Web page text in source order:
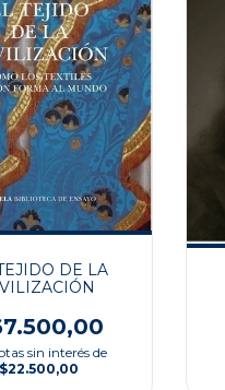
DE LA
sin interés de
$22.500,00